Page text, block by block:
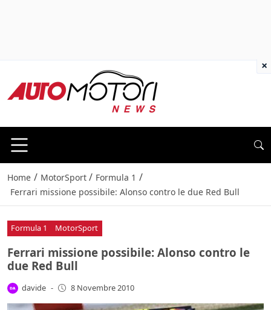
Home / MotorSport / Formula 1 /
Ferrari missione possibile: Alonso contro le due Red Bull
Formula 1 MotorSport
Ferrari missione possibile: Alonso contro le
due Red Bull
davide - 8 Novembre 2010
×